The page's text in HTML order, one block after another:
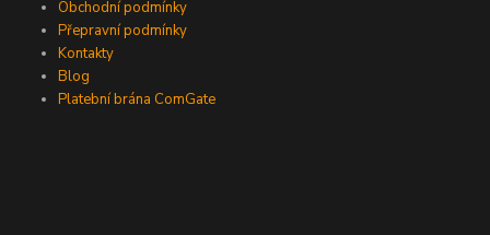
Obchodní podmínky
Přepravní podmínky
Kontakty
Blog
Platební brána ComGate